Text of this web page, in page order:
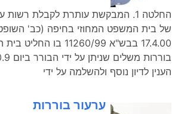
החלטה 1. המבקשת עותרת לקבלת
של בית המשפט המחוזי בחיפה (כב'
17.4.00 בבש"א 11260/
הענין לדיון נוסף ולהשלמה על ידי
ערעור בוררות